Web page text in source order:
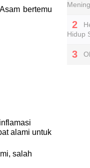
bertemu
alami untuk
salah
Hidup